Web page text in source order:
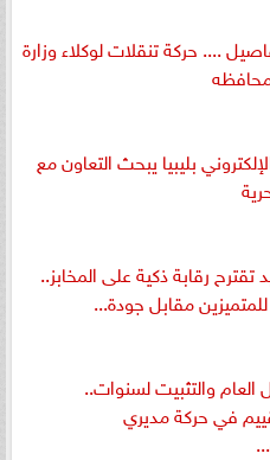
.... حركة تنقلات لوكلاء وزارة
بليبيا يبحث التعاون مع
تقترح رقابة ذكية على المخابز..
مقابل جودة...
العام والتثبيت لسنوات..
في حركة مديري